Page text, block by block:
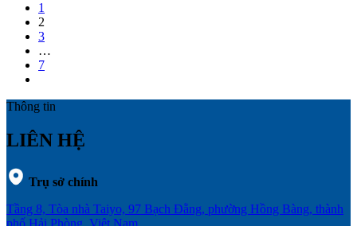
1
2
3
…
7
Thông tin
LIÊN HỆ
Trụ sở chính
Tầng 8, Tòa nhà Taiyo, 97 Bạch Đằng, phường Hồng Bàng, thành